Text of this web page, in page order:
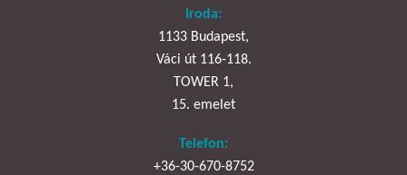
Iroda:
1133 Budapest,
Váci út 116-118.
TOWER 1,
15. emelet
Telefon:
+36-30-670-8752